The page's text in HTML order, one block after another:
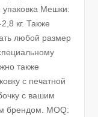
Мешки:
кг. Также
любой размер
также
с печатной
с вашим
брендом. MOQ: